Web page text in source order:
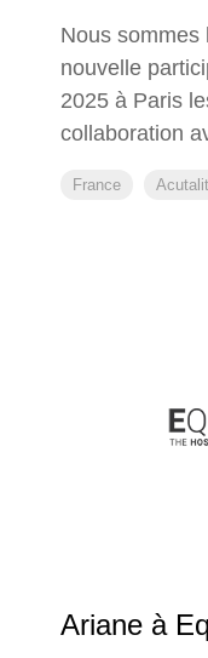
Nous sommes
nouvelle
2025 à Paris
collaboration
France
Ariane à